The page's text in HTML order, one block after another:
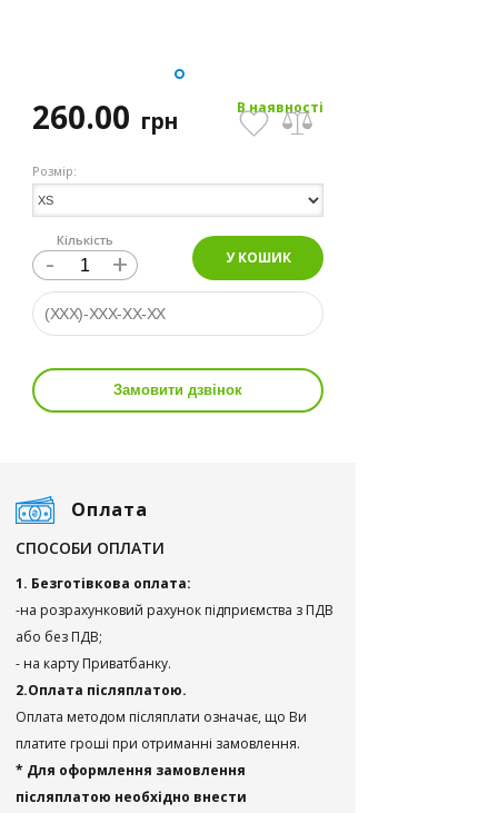
В наявності
260.00 грн
Розмір:
Кількість
- + У КОШИК
Замовити дзвінок
Оплата
СПОСОБИ ОПЛАТИ
1. Безготівкова оплата:
-на розрахунковий рахунок підприємства з ПДВ
або без ПДВ;
- на карту Приватбанку.
2.Оплата післяплатою.
Оплата методом післяплати означає, що Ви
платите гроші при отриманні замовлення.
* Для оформлення замовлення
післяплатою необхідно внести